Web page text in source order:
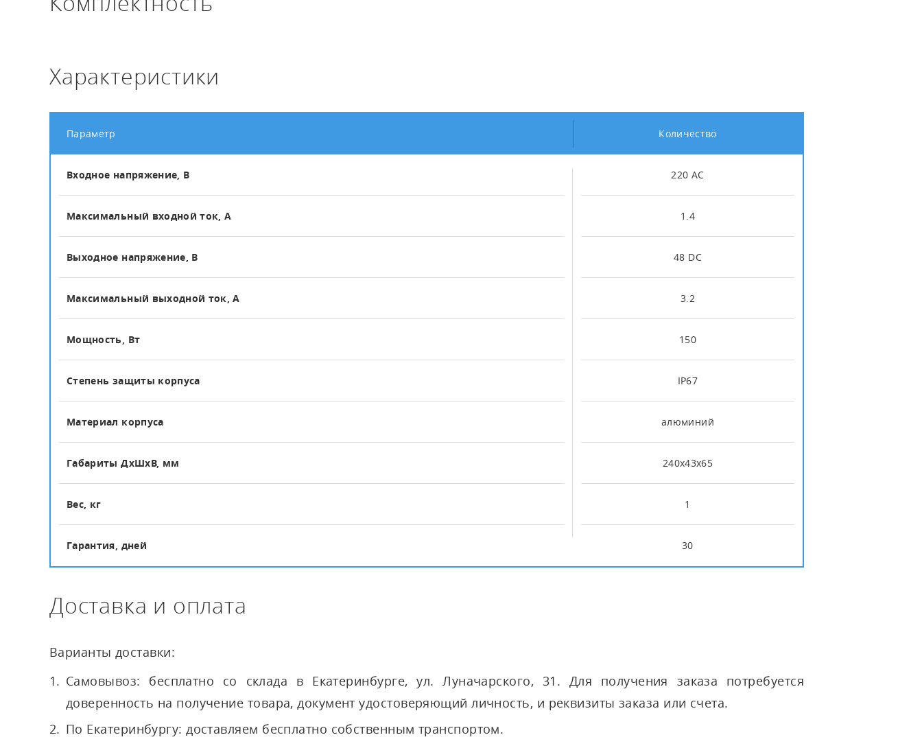
Характеристики
Параметр Количество
Входное напряжение, В 220 AC
Максимальный входной ток, А 1.4
Выходное напряжение, В 48 DC
Максимальный выходной ток, А 3.2
Мощность, Вт 150
Степень защиты корпуса IP67
Материал корпуса алюминий
Габариты ДхШхВ, мм 240x43x65
Вес, кг 1
Гарантия, дней 30
Доставка и оплата
Варианты доставки:
Самовывоз: бесплатно со склада в Екатеринбурге, ул. Луначарского, 31. Для получения заказа потребуется
доверенность на получение товара, документ удостоверяющий личность, и реквизиты заказа или счета.
По Екатеринбургу: доставляем бесплатно собственным транспортом.